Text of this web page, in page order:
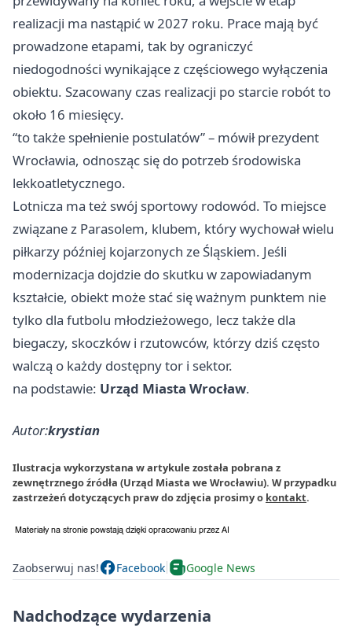
realizacji ma nastąpić w 2027 roku. Prace mają być
prowadzone etapami, tak by ograniczyć
niedogodności wynikające z częściowego wyłączenia
obiektu. Szacowany czas realizacji po starcie robót to
około 16 miesięcy.
“to także spełnienie postulatów” – mówił prezydent
Wrocławia, odnosząc się do potrzeb środowiska
lekkoatletycznego.
Lotnicza ma też swój sportowy rodowód. To miejsce
związane z Parasolem, klubem, który wychował wielu
piłkarzy później kojarzonych ze Śląskiem. Jeśli
modernizacja dojdzie do skutku w zapowiadanym
kształcie, obiekt może stać się ważnym punktem nie
tylko dla futbolu młodzieżowego, lecz także dla
biegaczy, skoczków i rzutowców, którzy dziś często
walczą o każdy dostępny tor i sektor.
na podstawie: Urząd Miasta Wrocław.
Autor:krystian
Ilustracja wykorzystana w artykule została pobrana z
zewnętrznego źródła (Urząd Miasta we Wrocławiu). W przypadku
zastrzeżeń dotyczących praw do zdjęcia prosimy o kontakt.
Zaobserwuj nas! Facebook Google News
Nadchodzące wydarzenia